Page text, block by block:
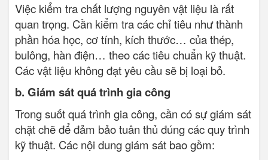
Việc kiểm tra chất lượng nguyên vật liệu là rất
quan trọng. Cần kiểm tra các chỉ tiêu như thành
phần hóa học, cơ tính, kích thước… của thép,
bulông, hàn điện… theo các tiêu chuẩn kỹ thuật.
Các vật liệu không đạt yêu cầu sẽ bị loại bỏ.
b. Giám sát quá trình gia công
Trong suốt quá trình gia công, cần có sự giám sát
chặt chẽ để đảm bảo tuân thủ đúng các quy trình
kỹ thuật. Các nội dung giám sát bao gồm: